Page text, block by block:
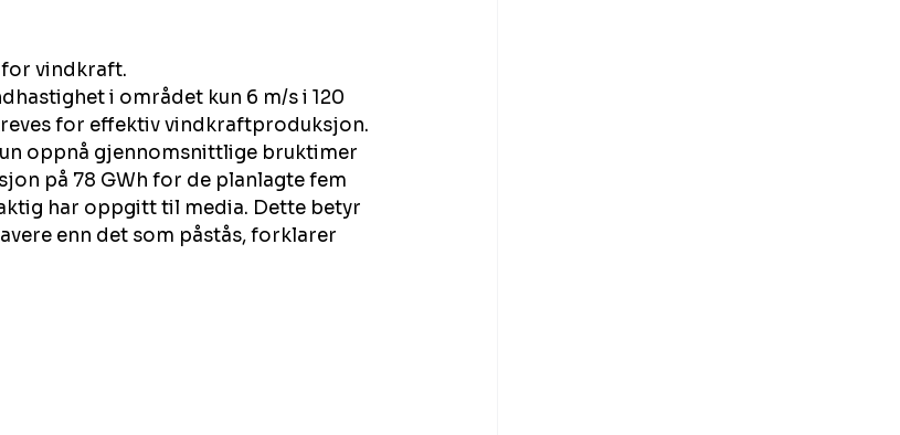
vindkraft.
i området kun 6 m/s i 120
for effektiv vindkraftproduksjon.
oppnå gjennomsnittlige bruktimer
på 78 GWh for de planlagte fem
har oppgitt til media. Dette betyr
enn det som påstås, forklarer